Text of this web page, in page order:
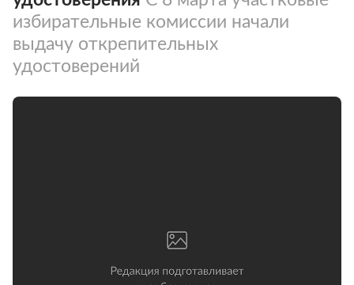
избирательные комиссии начали
выдачу открепительных
удостоверений